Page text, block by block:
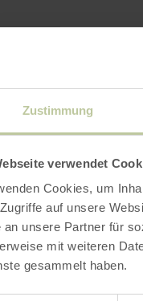
Zustimmung
verwendet
Cookies, um
auf unsere
an unsere Partner für
mit weiteren
gesammelt haben.